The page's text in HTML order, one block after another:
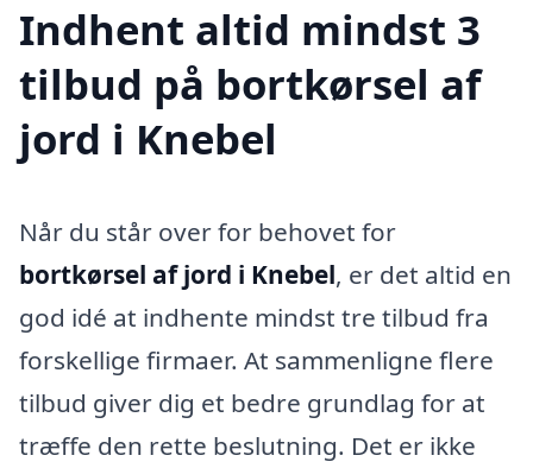
Indhent altid mindst 3
tilbud på bortkørsel af
jord i Knebel
Når du står over for behovet for
bortkørsel af jord i Knebel, er det altid en
god idé at indhente mindst tre tilbud fra
forskellige firmaer. At sammenligne flere
tilbud giver dig et bedre grundlag for at
træffe den rette beslutning. Det er ikke